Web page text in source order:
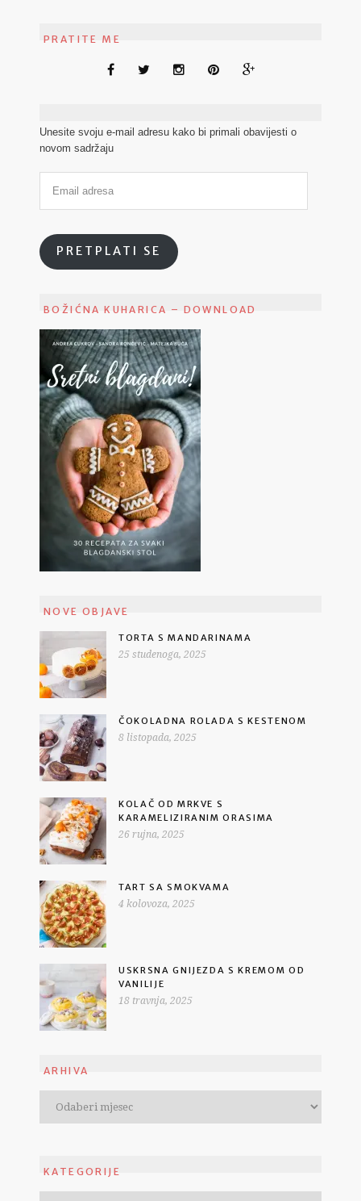
PRATITE ME
Unesite svoju e-mail adresu kako bi primali obavijesti o
novom sadržaju
PRETPLATI SE
BOŽIĆNA KUHARICA – DOWNLOAD
NOVE OBJAVE
TORTA S MANDARINAMA
25 studenoga, 2025
ČOKOLADNA ROLADA S KESTENOM
8 listopada, 2025
KOLAČ OD MRKVE S
KARAMELIZIRANIM ORASIMA
26 rujna, 2025
TART SA SMOKVAMA
4 kolovoza, 2025
USKRSNA GNIJEZDA S KREMOM OD
VANILIJE
18 travnja, 2025
ARHIVA
KATEGORIJE